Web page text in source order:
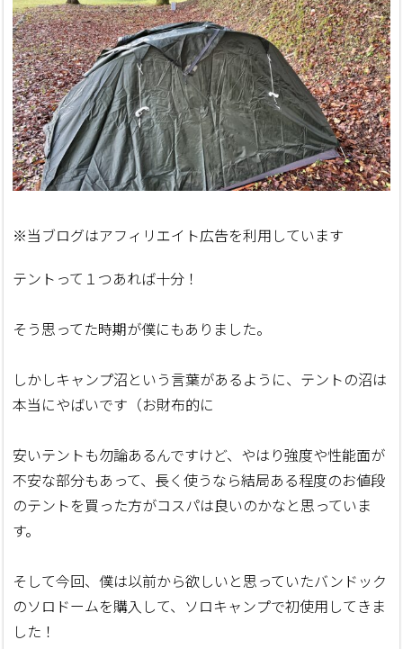
※当ブログはアフィリエイト広告を利用しています
テントって１つあれば十分！
そう思ってた時期が僕にもありました。
しかしキャンプ沼という言葉があるように、テントの沼は
本当にやばいです（お財布的に
安いテントも勿論あるんですけど、やはり強度や性能面が
不安な部分もあって、長く使うなら結局ある程度のお値段
のテントを買った方がコスパは良いのかなと思っていま
す。
そして今回、僕は以前から欲しいと思っていたバンドック
のソロドームを購入して、ソロキャンプで初使用してきま
した！